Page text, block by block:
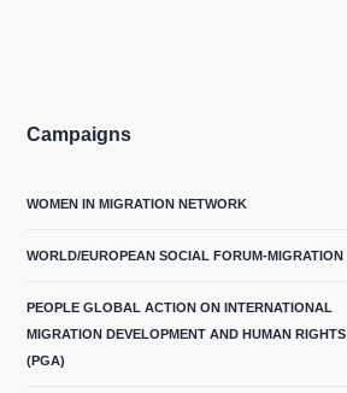
Campaigns
WOMEN IN MIGRATION NETWORK
WORLD/EUROPEAN SOCIAL FORUM-MIGRATION
PEOPLE GLOBAL ACTION ON INTERNATIONAL
MIGRATION DEVELOPMENT AND HUMAN RIGHTS
(PGA)